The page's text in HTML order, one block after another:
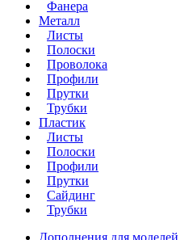
Фанера
Металл
Листы
Полоски
Проволока
Профили
Прутки
Трубки
Пластик
Листы
Полоски
Профили
Прутки
Сайдинг
Трубки
Дополнения для моделей